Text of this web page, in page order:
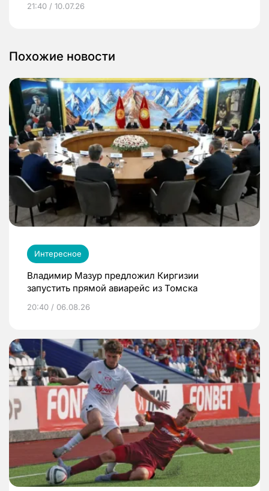
21:40 / 10.07.26
Похожие новости
Интересное
Владимир Мазур предложил Киргизии
запустить прямой авиарейс из Томска
20:40 / 06.08.26